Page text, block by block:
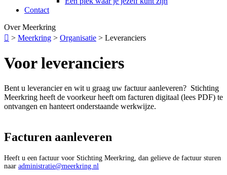
Contact
Over Meerkring
 > Meerkring > Organisatie > Leveranciers
Voor leveranciers
Bent u leverancier en wit u graag uw factuur aanleveren? Stichting
Meerkring heeft de voorkeur heeft om facturen digitaal (lees PDF) te
ontvangen en hanteert onderstaande werkwijze.
Facturen aanleveren
Heeft u een factuur voor Stichting Meerkring, dan gelieve de factuur sturen
naar administratie@meerkring.nl